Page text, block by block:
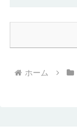
ホーム